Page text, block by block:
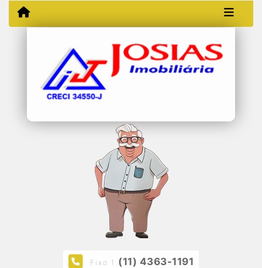
Fixo 1 (11) 4363-1191